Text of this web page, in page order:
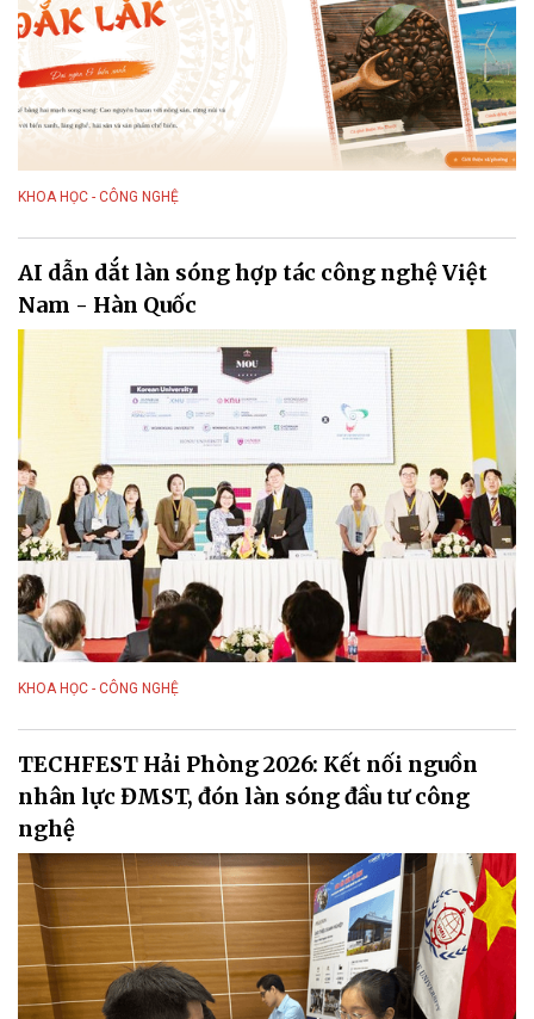
KHOA HỌC - CÔNG NGHỆ
AI dẫn dắt làn sóng hợp tác công nghệ Việt
Nam - Hàn Quốc
KHOA HỌC - CÔNG NGHỆ
TECHFEST Hải Phòng 2026: Kết nối nguồn
nhân lực ĐMST, đón làn sóng đầu tư công
nghệ